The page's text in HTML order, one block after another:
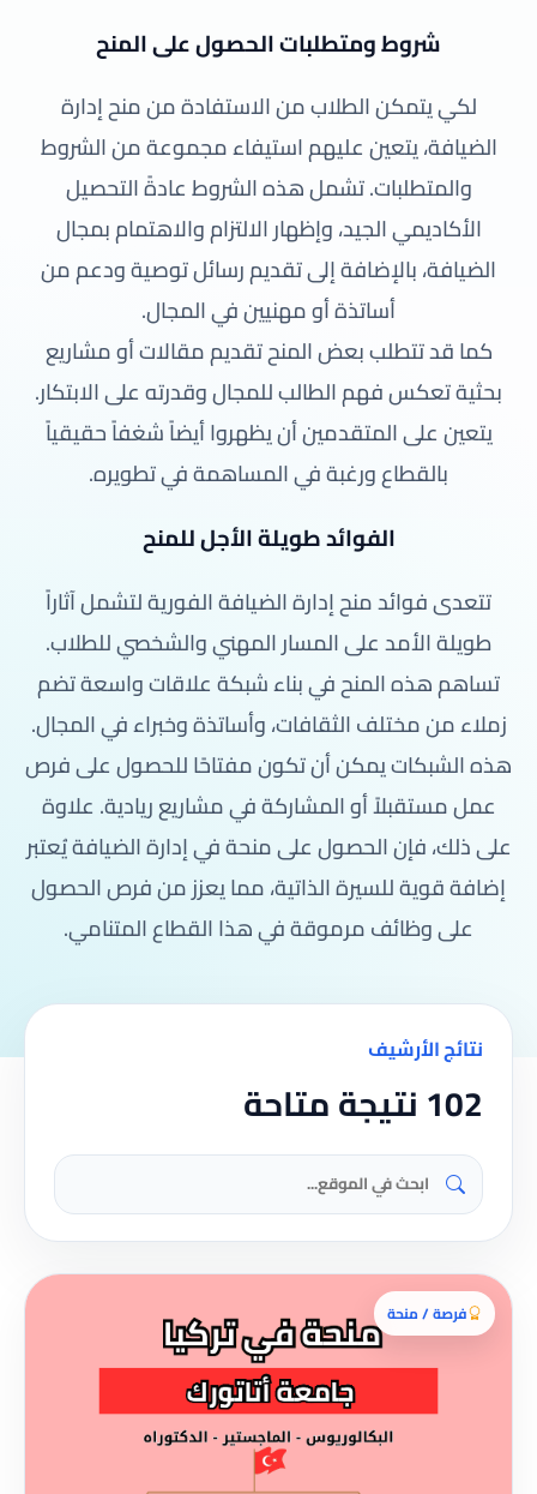
شروط ومتطلبات الحصول على المنح
لكي يتمكن الطلاب من الاستفادة من منح إدارة
الضيافة، يتعين عليهم استيفاء مجموعة من الشروط
والمتطلبات. تشمل هذه الشروط عادةً التحصيل
الأكاديمي الجيد، وإظهار الالتزام والاهتمام بمجال
الضيافة، بالإضافة إلى تقديم رسائل توصية ودعم من
أساتذة أو مهنيين في المجال.
كما قد تتطلب بعض المنح تقديم مقالات أو مشاريع
بحثية تعكس فهم الطالب للمجال وقدرته على الابتكار.
يتعين على المتقدمين أن يظهروا أيضاً شغفاً حقيقياً
بالقطاع ورغبة في المساهمة في تطويره.
الفوائد طويلة الأجل للمنح
تتعدى فوائد منح إدارة الضيافة الفورية لتشمل آثاراً
طويلة الأمد على المسار المهني والشخصي للطلاب.
تساهم هذه المنح في بناء شبكة علاقات واسعة تضم
زملاء من مختلف الثقافات، وأساتذة وخبراء في المجال.
هذه الشبكات يمكن أن تكون مفتاحًا للحصول على فرص
عمل مستقبلاً أو المشاركة في مشاريع ريادية. علاوة
على ذلك، فإن الحصول على منحة في إدارة الضيافة يُعتبر
إضافة قوية للسيرة الذاتية، مما يعزز من فرص الحصول
على وظائف مرموقة في هذا القطاع المتنامي.
نتائج الأرشيف
102 نتيجة متاحة
فرصة / منحة